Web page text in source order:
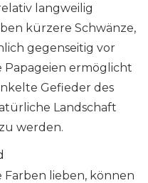
langweilig
kürzere Schwänze,
gegenseitig vor
Papageien ermöglicht
Gefieder des
Landschaft
werden.
Farben lieben, können